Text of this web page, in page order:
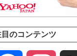
目のコンテンツ